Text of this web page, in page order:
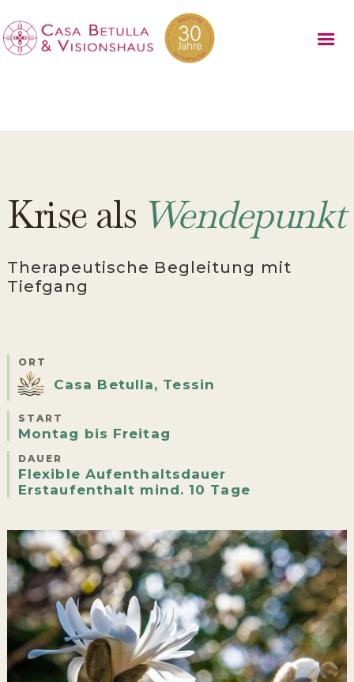
Krise als Wendepunkt
Therapeutische Begleitung mit
Tiefgang
ORT
Casa Betulla, Tessin
START
Montag bis Freitag
DAUER
Flexible Aufenthaltsdauer
Erstaufenthalt mind. 10 Tage